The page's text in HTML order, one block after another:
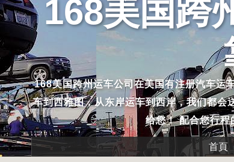
168美国跨
168美国跨州运车公司在美国有注册汽车运
车到西雅图，从东岸运车到西岸，我们都会
给您！ 配合您行程
首頁